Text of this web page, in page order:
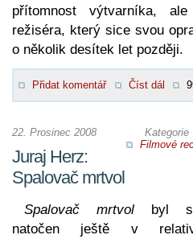
přítomnost výtvarníka,
režiséra, který sice svou
o několik desítek let později.
Přidat komentář Číst dál
Kategorie
Filmové
22. Prosinec 2008
Juraj Herz:
Spalovač mrtvol
Spalovač mrtvol byl
natočen ještě v